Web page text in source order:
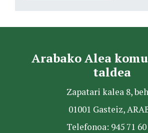
Arabako Alea
taldea
Zapatari kalea 8,
01001 Gasteiz,
Telefonoa: 945 71 60